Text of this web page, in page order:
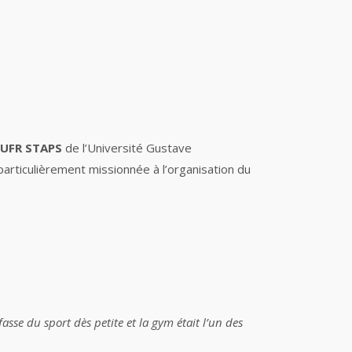
UFR STAPS de l’Université Gustave
missionnée à l’organisation du
du sport dès petite et la gym était l’un des